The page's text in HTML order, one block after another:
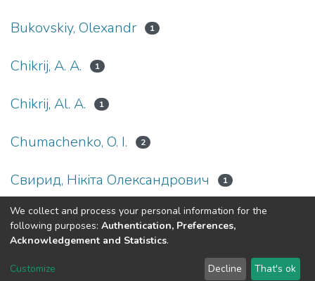
Bukovskiy, Olexandr 1
Chikrij, A. A. 1
Chikrij, Al. A. 1
Chumachenko, O. I. 2
Cвирид, Нікіта Олександрович 1
« 1(current)
2 3 4 5 ... 88 »
DSpace software copyright © 2002-2026 LYRASIS
We collect and process your personal information for the
following purposes: Authentication, Preferences,
Acknowledgement and Statistics.
Customize Decline That's ok